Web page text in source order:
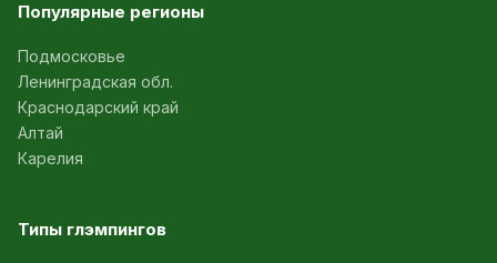
Популярные регионы
Подмосковье
Ленинградская обл.
Краснодарский край
Алтай
Карелия
Типы глэмпингов